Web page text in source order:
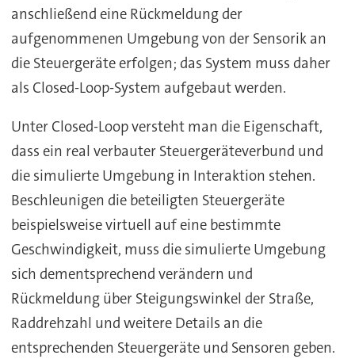
anschließend eine Rückmeldung der
aufgenommenen Umgebung von der Sensorik an
die Steuergeräte erfolgen; das System muss daher
als Closed-Loop-System aufgebaut werden.
Unter Closed-Loop versteht man die Eigenschaft,
dass ein real verbauter Steuergeräteverbund und
die simulierte Umgebung in Interaktion stehen.
Beschleunigen die beteiligten Steuergeräte
beispielsweise virtuell auf eine bestimmte
Geschwindigkeit, muss die simulierte Umgebung
sich dementsprechend verändern und
Rückmeldung über Steigungswinkel der Straße,
Raddrehzahl und weitere Details an die
entsprechenden Steuergeräte und Sensoren geben.